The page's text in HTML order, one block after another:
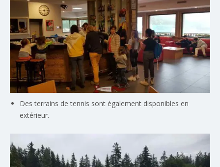
Des terrains de tennis sont également disponibles en
extérieur.